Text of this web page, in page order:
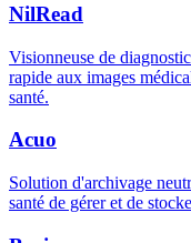
NilRead
Visionneuse de
rapide aux images
santé.
Acuo
Solution d'archivage
santé de gérer et de